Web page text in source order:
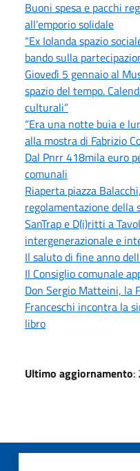
Buoni spesa e pacchi
all’emporio solidale
“Ex Iolanda spazio
bando sulla
Giovedì 5 gennaio al
spazio del tempo.
culturali”
“Era una notte buia e
alla mostra di Fabrizio
Dal Pnrr 418mila euro
comunali
Riaperta piazza
regolamentazione della
SanTrap e D(i)ritti a
intergenerazionale e
Il saluto di fine anno
Il Consiglio comunale
Don Sergio Matteini, la
Franceschi incontra la
libro
Ultimo aggiornamento: